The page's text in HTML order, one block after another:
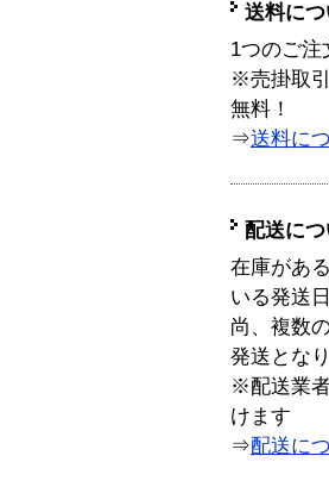
送料につ
1つのご注
※売掛取
無料！
⇒送料に
配送に
在庫があ
いる発送
尚、複数
発送とな
※配送業
けます
⇒配送に